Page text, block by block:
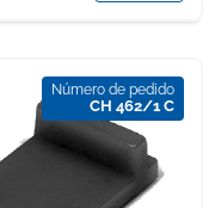
Número de pedido
CH 462/1 C